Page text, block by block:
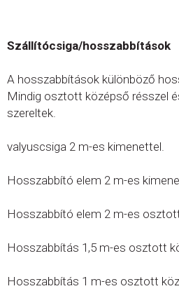
Szállítócsiga/hosszabbítások
A hosszabbítások különböző
Mindig osztott középső résszel
szereltek.
valyuscsiga 2 m-es kimenettel.
Hosszabbító elem 2 m-es
Hosszabbító elem 2 m-es
Hosszabbítás 1,5 m-es osztott
Hosszabbítás 1 m-es osztott